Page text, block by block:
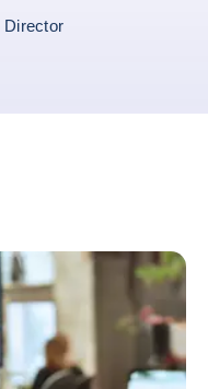
Director